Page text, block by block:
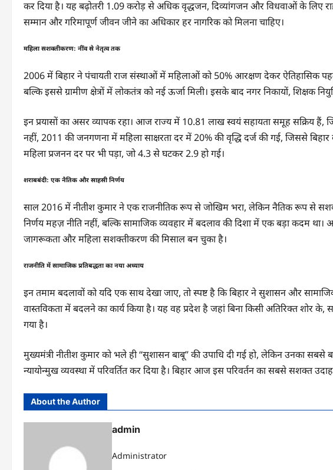
कर दिया है। यह बढ़ोतरी 1.09 करोड़ से अधिक वृद्धजन, दिव्यांगजन और विधवाओं के लिए
सम्मान और गरिमापूर्ण जीवन जीने का अधिकार हर नागरिक को मिलना चाहिए।
महिला सशक्तीकरण: नींव से नेतृत्व तक
2006 में बिहार ने पंचायती राज संस्थाओं में महिलाओं को 50% आरक्षण देकर ऐतिहासिक पहल
बल्कि इससे ग्रामीण क्षेत्रों में लोकतंत्र को नई ऊर्जा मिली। इसके बाद नगर निकायों,
इन प्रयासों का असर व्यापक रहा। आज राज्य में 10.81 लाख स्वयं सहायता समूह सक्रिय हैं,
नहीं, 2011 की जनगणना में महिला साक्षरता दर में 20% की वृद्धि दर्ज की गई, जिससे बिहार
महिला प्रजनन दर पर भी पड़ा, जो 4.3 से घटकर 2.9 हो गई।
शराबबंदी: एक नैतिक और साहसी निर्णय
साल 2016 में नीतीश कुमार ने एक राजनीतिक रूप से जोखिम भरा, लेकिन नैतिक रूप से
निर्णय महज़ नीति नहीं, बल्कि सामाजिक व्यवहार में बदलाव की दिशा में एक बड़ा कदम था।
जागरूकता और महिला सशक्तीकरण की मिसाल बन चुका है।
राजनीति में सामाजिक प्रतिबद्धता का नया अध्याय
इन तमाम बदलावों को यदि एक साथ देखा जाए, तो स्पष्ट है कि बिहार ने सुशासन और
वास्तविकता में बदलने का कार्य किया है। यह वह प्रदेश है जहां बिना किसी अतिरिक्त शोर
गया है।
मुख्यमंत्री नीतीश कुमार को भले ही “सुशासन बाबू” की उपाधि दी गई हो, लेकिन उनका
न्यायोन्मुख व्यवस्था में परिवर्तित कर दिया है। बिहार आज इस परिवर्तन का सबसे सशक्त
About the Author
admin
Administrator